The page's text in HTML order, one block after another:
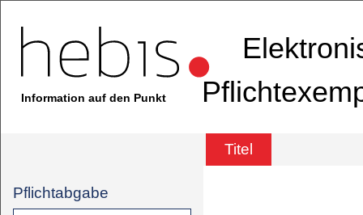
Information auf den Punkt
Titel
Pflichtabgabe